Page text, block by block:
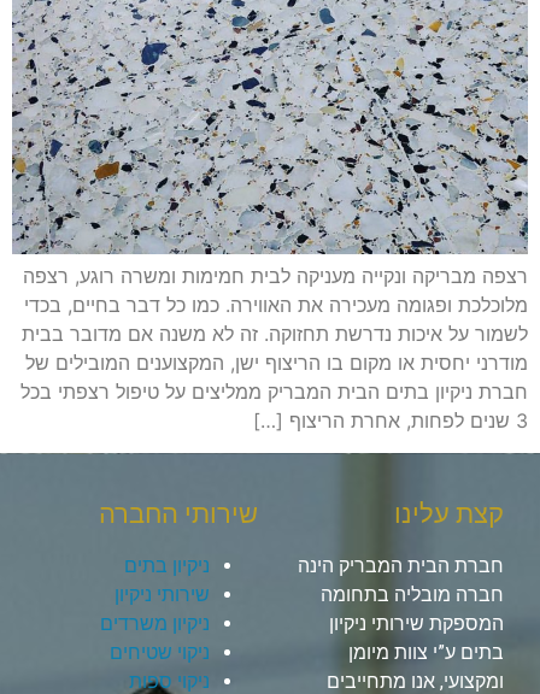
רצפה מבריקה ונקייה מעניקה לבית חמימות ומשרה רוגע, רצפה
מלוכלכת ופגומה מעכירה את האווירה. כמו כל דבר בחיים, בכדי
לשמור על איכות נדרשת תחזוקה. זה לא משנה אם מדובר בבית
מודרני יחסית או מקום בו הריצוף ישן, המקצוענים המובילים של
חברת ניקיון בתים הבית המבריק ממליצים על טיפול רצפתי בכל
3 שנים לפחות, אחרת הריצוף […]
קצת עלינו
חברת הבית המבריק הינה
חברה מובליה בתחומה
המספקת שירותי ניקיון
בתים ע”י צוות מיומן
ומקצועי, אנו מתחייבים
שירותי החברה
ניקיון בתים
שירותי ניקיון
ניקיון משרדים
ניקוי שטיחים
ניקוי ספות